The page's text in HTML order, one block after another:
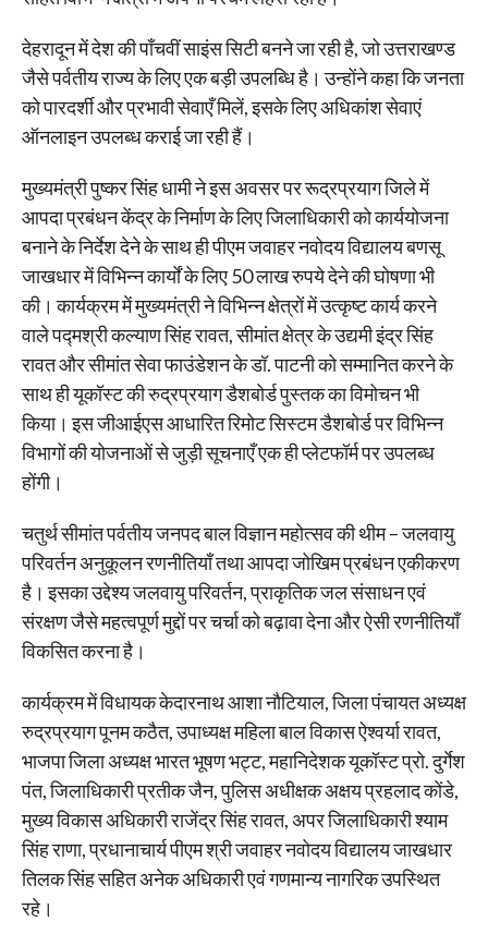
देहरादून में देश की पाँचवीं साइंस सिटी बनने जा रही है, जो उत्तराखण्ड
जैसे पर्वतीय राज्य के लिए एक बड़ी उपलब्धि है। उन्होंने कहा कि जनता
को पारदर्शी और प्रभावी सेवाएँ मिलें, इसके लिए अधिकांश सेवाएं
ऑनलाइन उपलब्ध कराई जा रही हैं।
मुख्यमंत्री पुष्कर सिंह धामी ने इस अवसर पर रूद्रप्रयाग जिले में
आपदा प्रबंधन केंद्र के निर्माण के लिए जिलाधिकारी को कार्ययोजना
बनाने के निर्देश देने के साथ ही पीएम जवाहर नवोदय विद्यालय बणसू
जाखधार में विभिन्न कार्यों के लिए 50 लाख रुपये देने की घोषणा भी
की। कार्यक्रम में मुख्यमंत्री ने विभिन्न क्षेत्रों में उत्कृष्ट कार्य करने
वाले पद्मश्री कल्याण सिंह रावत, सीमांत क्षेत्र के उद्यमी इंद्र सिंह
रावत और सीमांत सेवा फाउंडेशन के डॉ. पाटनी को सम्मानित करने के
साथ ही यूकॉस्ट की रुद्रप्रयाग डैशबोर्ड पुस्तक का विमोचन भी
किया। इस जीआईएस आधारित रिमोट सिस्टम डैशबोर्ड पर विभिन्न
विभागों की योजनाओं से जुड़ी सूचनाएँ एक ही प्लेटफॉर्म पर उपलब्ध
होंगी।
चतुर्थ सीमांत पर्वतीय जनपद बाल विज्ञान महोत्सव की थीम – जलवायु
परिवर्तन अनुकूलन रणनीतियाँ तथा आपदा जोखिम प्रबंधन एकीकरण
है। इसका उद्देश्य जलवायु परिवर्तन, प्राकृतिक जल संसाधन एवं
संरक्षण जैसे महत्वपूर्ण मुद्दों पर चर्चा को बढ़ावा देना और ऐसी रणनीतियाँ
विकसित करना है।
कार्यक्रम में विधायक केदारनाथ आशा नौटियाल, जिला पंचायत अध्यक्ष
रुद्रप्रयाग पूनम कठैत, उपाध्यक्ष महिला बाल विकास ऐश्वर्या रावत,
भाजपा जिला अध्यक्ष भारत भूषण भट्ट, महानिदेशक यूकॉस्ट प्रो. दुर्गेश
पंत, जिलाधिकारी प्रतीक जैन, पुलिस अधीक्षक अक्षय प्रहलाद कोंडे,
मुख्य विकास अधिकारी राजेंद्र सिंह रावत, अपर जिलाधिकारी श्याम
सिंह राणा, प्रधानाचार्य पीएम श्री जवाहर नवोदय विद्यालय जाखधार
तिलक सिंह सहित अनेक अधिकारी एवं गणमान्य नागरिक उपस्थित
रहे।